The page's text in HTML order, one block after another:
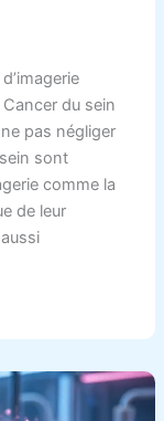
du sein
pas négliger
sont
comme la
de leur